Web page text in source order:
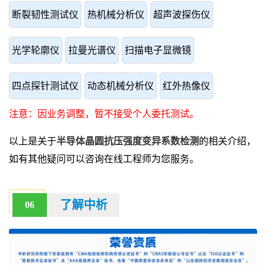
断裂韧性测试仪 热机械分析仪 超声波探伤仪
光学轮廓仪 拉曼光谱仪 扫描电子显微镜
四点探针测试仪 动态机械分析仪 红外热像仪
注意：因业务调整，暂不接受个人委托测试。
以上是关于半导体晶圆抗压强度变异系数检测 的相关介绍，
如有其他疑问可以咨询在线工程师为您服务。
06 了解中析